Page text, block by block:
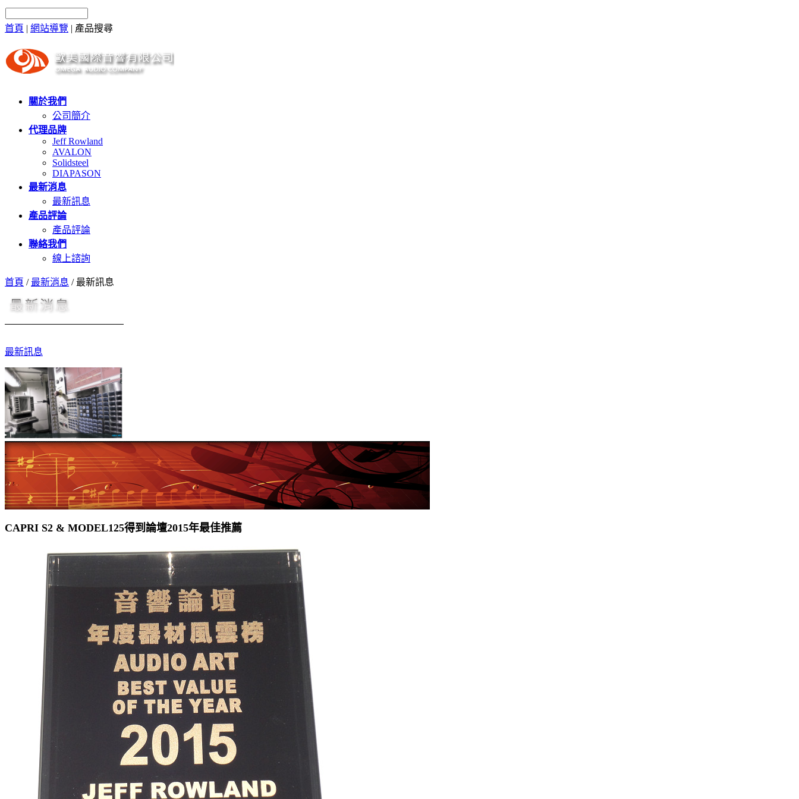
首頁 | 網站導覽 | 產品搜尋
關於我們
公司簡介
代理品牌
Jeff Rowland
AVALON
Solidsteel
DIAPASON
最新消息
最新訊息
產品評論
產品評論
聯絡我們
線上諮詢
首頁 / 最新消息 / 最新訊息
最新訊息
CAPRI S2 & MODEL125得到論壇2015年最佳推薦